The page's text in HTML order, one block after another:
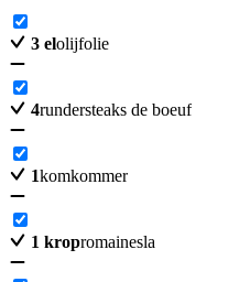
3 elolijfolie
4rundersteaks de boeuf
1komkommer
1 kropromainesla